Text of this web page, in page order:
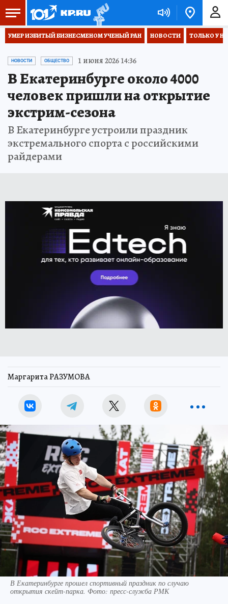
УМЕР ИЗБИТЫЙ БИЗНЕСМЕНОМ УЧЕНЫЙ РАН НОВОСТИ ТОЛЬКО У
НОВОСТИ ОБЩЕСТВО 1 июня 2026 14:36
В Екатеринбурге около 4000
человек пришли на открытие
экстрим-сезона
В Екатеринбурге устроили праздник
экстремального спорта с российскими
райдерами
Маргарита РАЗУМОВА
В Екатеринбурге прошел спортивный праздник по случаю
открытия скейт-парка. Фото: пресс-служба РМК